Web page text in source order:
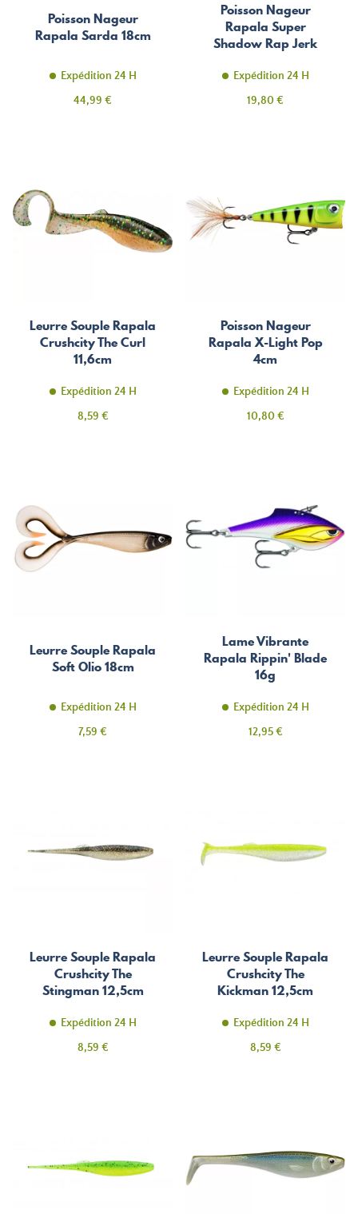
Poisson Nageur
Rapala Sarda 18cm
Expédition 24 H
Prix
44,99 €
Poisson Nageur
Rapala Super
Shadow Rap Jerk
Expédition 24 H
Prix
19,80 €
Leurre Souple Rapala
Crushcity The Curl
11,6cm
Expédition 24 H
Prix
8,59 €
Poisson Nageur
Rapala X-Light Pop
4cm
Expédition 24 H
Prix
10,80 €
Leurre Souple Rapala
Soft Olio 18cm
Expédition 24 H
Prix
7,59 €
Lame Vibrante
Rapala Rippin' Blade
16g
Expédition 24 H
Prix
12,95 €
Leurre Souple Rapala
Crushcity The
Stingman 12,5cm
Expédition 24 H
Prix
8,59 €
Leurre Souple Rapala
Crushcity The
Kickman 12,5cm
Expédition 24 H
Prix
8,59 €